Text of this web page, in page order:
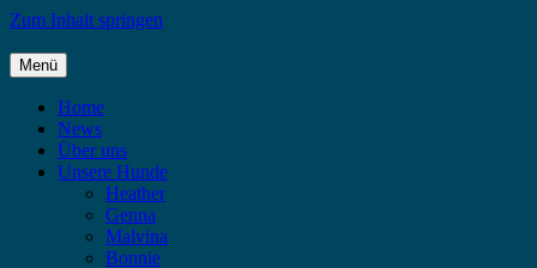
Zum Inhalt springen
Highlandflats – Flat Coated Retriever
Menü
Home
News
Über uns
Unsere Hunde
Heather
Genna
Malvina
Bonnie